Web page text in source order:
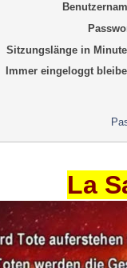
Sitzungslänge in
Immer eingeloggt
La